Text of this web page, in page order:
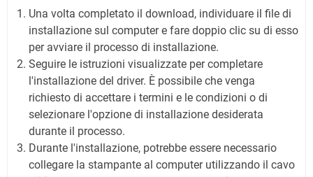
Una volta completato il download, individuare il file di
installazione sul computer e fare doppio clic su di esso
per avviare il processo di installazione.
Seguire le istruzioni visualizzate per completare
l'installazione del driver. È possibile che venga
richiesto di accettare i termini e le condizioni o di
selezionare l'opzione di installazione desiderata
durante il processo.
Durante l'installazione, potrebbe essere necessario
collegare la stampante al computer utilizzando il cavo